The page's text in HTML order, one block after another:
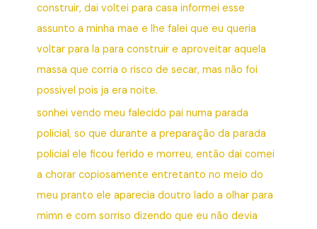
construir, dai voltei para casa informei esse
assunto a minha mae e lhe falei que eu queria
voltar para la para construir e aproveitar aquela
massa que corria o risco de secar, mas não foi
possivel pois ja era noite.
sonhei vendo meu falecido pai numa parada
policial, so que durante a preparação da parada
policial ele ficou ferido e morreu, então dai comei
a chorar copiosamente entretanto no meio do
meu pranto ele aparecia doutro lado a olhar para
mimn e com sorriso dizendo que eu não devia